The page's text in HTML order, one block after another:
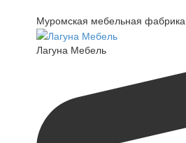
Муромская мебельная фабрика
Лагуна Мебель